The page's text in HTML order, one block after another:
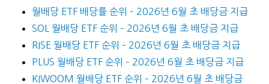
월배당 ETF 배당률 순위 – 2026년 6월 초 배당금 지급
SOL 월배당 ETF 순위 – 2026년 6월 초 배당금 지급
RISE 월배당 ETF 순위 – 2026년 6월 초 배당금 지급
PLUS 월배당 ETF 순위 – 2026년 6월 초 배당금 지급
KIWOOM 월배당 ETF 순위 – 2026년 6월 초 배당금